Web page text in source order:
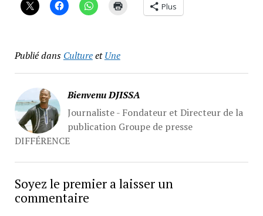
Plus
Publié dans CultureetUne
Bienvenu DJISSA
Journaliste - Fondateur et Directeur de la
publication Groupe de presse
DIFFÉRENCE
Soyez le premier a laisser un
commentaire